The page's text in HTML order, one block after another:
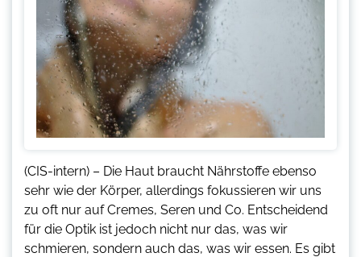
(CIS-intern) – Die Haut braucht Nährstoffe ebenso
sehr wie der Körper, allerdings fokussieren wir uns
zu oft nur auf Cremes, Seren und Co. Entscheidend
für die Optik ist jedoch nicht nur das, was wir
schmieren, sondern auch das, was wir essen. Es gibt